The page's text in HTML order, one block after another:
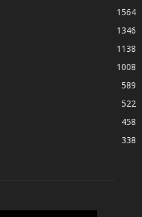
1564
1346
1138
1008
589
522
458
338